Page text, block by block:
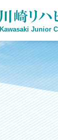
Kawasaki Junior